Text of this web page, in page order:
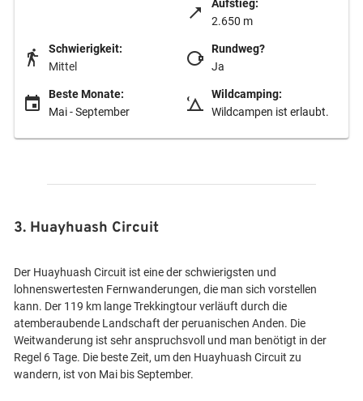
Aufstieg:
2.650 m
Schwierigkeit:
Mittel
Rundweg?
Ja
Beste Monate:
Mai - September
Wildcamping:
Wildcampen ist erlaubt.
3. Huayhuash Circuit
Der Huayhuash Circuit ist eine der schwierigsten und
lohnenswertesten Fernwanderungen, die man sich vorstellen
kann. Der 119 km lange Trekkingtour verläuft durch die
atemberaubende Landschaft der peruanischen Anden. Die
Weitwanderung ist sehr anspruchsvoll und man benötigt in der
Regel 6 Tage. Die beste Zeit, um den Huayhuash Circuit zu
wandern, ist von Mai bis September.